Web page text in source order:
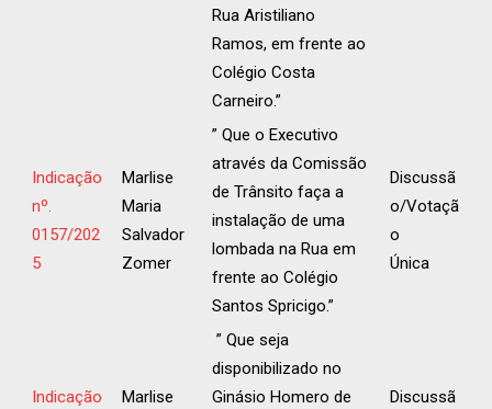
Rua Aristiliano
Ramos, em frente ao
Colégio Costa
Carneiro.”
Indicação
nº.
0157/202
5
Marlise
Maria
Salvador
Zomer
” Que o Executivo
através da Comissão
de Trânsito faça a
instalação de uma
lombada na Rua em
frente ao Colégio
Santos Spricigo.”
Discussã
o/Votaçã
o
Única
Indicação
Marlise
” Que seja
disponibilizado no
Ginásio Homero de
Discussã